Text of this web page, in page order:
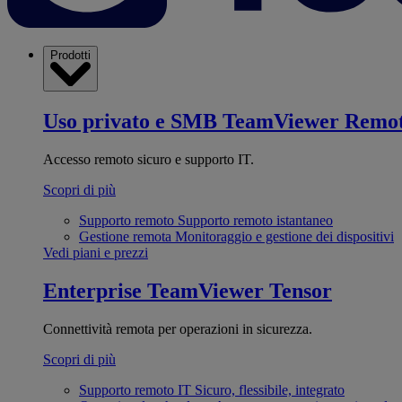
Prodotti
Uso privato e SMB TeamViewer
Accesso remoto sicuro e supporto IT.
Scopri di più
Supporto remoto Supporto remoto istantaneo
Gestione remota Monitoraggio e gestione dei dispositivi
Vedi piani e prezzi
Enterprise TeamViewer Tensor
Connettività remota per operazioni in sicurezza.
Scopri di più
Supporto remoto IT Sicuro, flessibile, integrato